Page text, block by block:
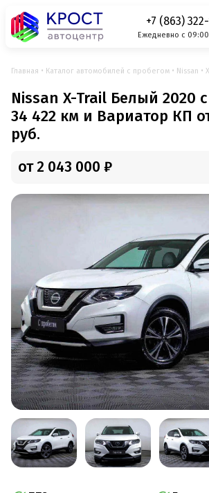
+7 (863)
Ежедневно с
Главная Каталог автомобилей с пробегом Nissan
Nissan X-Trail Белый 2020
34 422 км и Вариатор КП
руб.
от 2 043 000 ₽